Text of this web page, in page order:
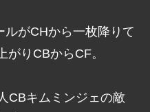
がCHから一枚降りて
りCBからCF。
キムミンジェの敵